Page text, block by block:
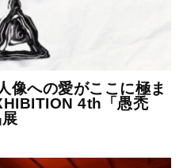
像への愛がここに極ま
4th「愚禿